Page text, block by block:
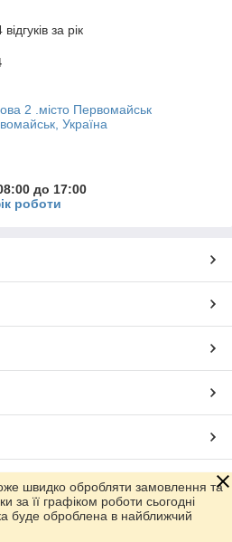
за рік
2 .місто Первомайськ
Україна
до 17:00
роботи
Prom.ua
швидко обробляти замовлення та
за її графіком роботи сьогодні
буде оброблена в найближчий